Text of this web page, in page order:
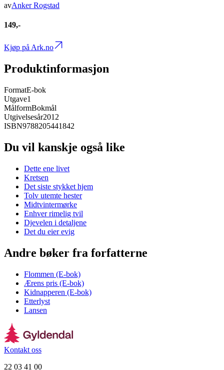
avAnker Rogstad
149,-
Kjøp på Ark.no
Produktinformasjon
FormatE-bok
Utgave1
MålformBokmål
Utgivelsesår2012
ISBN9788205441842
Du vil kanskje også like
Dette ene livet
Kretsen
Det siste stykket hjem
Tolv utemte hester
Midtvintermørke
Enhver rimelig tvil
Djevelen i detaljene
Det du eier evig
Andre bøker fra forfatterne
Flommen (E-bok)
Ærens pris (E-bok)
Kidnapperen (E-bok)
Etterlyst
Lansen
Kontakt oss
22 03 41 00